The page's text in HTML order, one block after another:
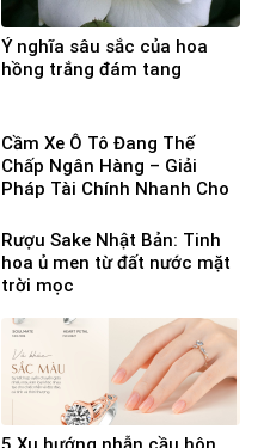
Ý nghĩa sâu sắc của hoa
hồng trắng đám tang
Cầm Xe Ô Tô Đang Thế
Chấp Ngân Hàng – Giải
Pháp Tài Chính Nhanh Cho
Rượu Sake Nhật Bản: Tinh
hoa ủ men từ đất nước mặt
trời mọc